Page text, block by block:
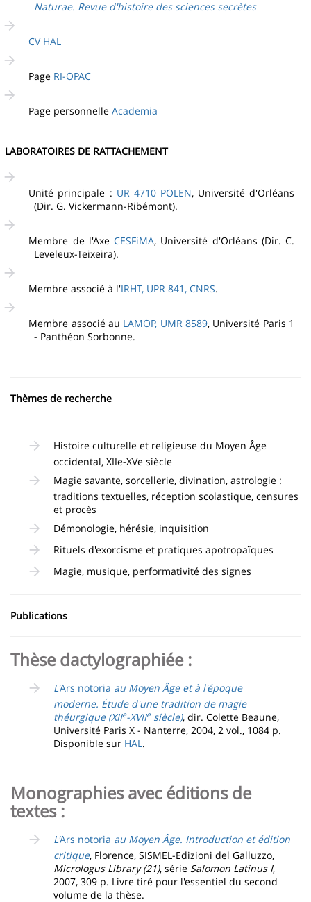
Naturae. Revue d'histoire des sciences secrètes
CV HAL
Page RI-OPAC
Page personnelleAcademia
DE RATTACHEMENT
Unité principale : UR 4710 POLEN, Université d'Orléans
(Dir. G. Vickermann-Ribémont).
Membre de l'Axe CESFiMA, Université d'Orléans (Dir. C.
Leveleux-Teixeira).
Membre associé à l'IRHT, UPR 841, CNRS.
Membre associé au LAMOP, UMR 8589, Université Paris 1
- Panthéon Sorbonne.
Thèmes de recherche
Histoire culturelle et religieuse du Moyen Âge
occidental, XIIe-XVe siècle
Magie savante, sorcellerie, divination, astrologie :
traditions textuelles, réception scolastique, censures
et procès
Démonologie, hérésie, inquisition
Rituels d'exorcisme et pratiques apotropaïques
Magie, musique, performativité des signes
Publications
Thèse dactylographiée :
L' Ars notoria au Moyen Âge et à l'époque
moderne. Étude d'une tradition de magie
théurgique (XIIe-XVIIesiècle), dir. Colette Beaune,
Université Paris X - Nanterre, 2004, 2 vol., 1084 p.
Disponible sur HAL .
Monographies avec éditions de
textes :
L' Ars notoria au Moyen Âge. Introduction et édition
critique, Florence, SISMEL-Edizioni del Galluzzo,
Micrologus Library (21), série Salomon Latinus I,
2007, 309 p. Livre tiré pour l'essentiel du second
volume de la thèse.